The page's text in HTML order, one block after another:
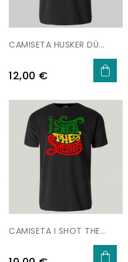
CAMISETA HUSKER DÜ...
Precio
12,00 €
CAMISETA I SHOT THE...